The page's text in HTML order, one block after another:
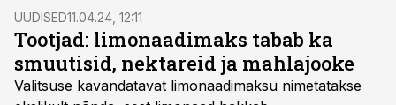
keelduksid vabatahtlikult jookide suhkrusisaldust
vähendamast.
UUDISED11.04.24, 12:11
Tootjad: limonaadimaks tabab ka
smuutisid, nektareid ja mahlajooke
Valitsuse kavandatavat limonaadimaksu nimetatakse